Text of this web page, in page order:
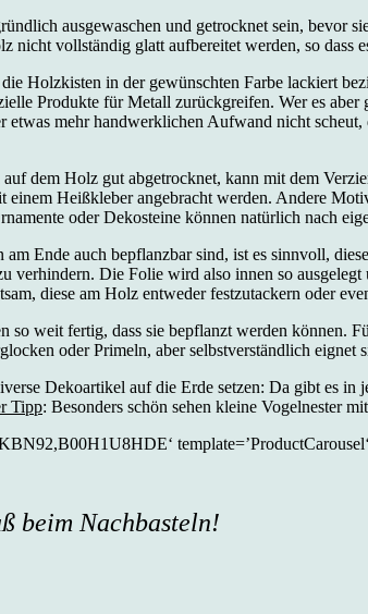
ausgewaschen und getrocknet sein, bevor
nicht vollständig glatt aufbereitet werden, so dass
Holzkisten in der gewünschten Farbe lackiert
Produkte für Metall zurückgreifen. Wer es aber
mehr handwerklichen Aufwand nicht
dem Holz gut abgetrocknet, kann mit dem
Heißkleber angebracht werden. Andere
oder Dekosteine können natürlich nach
Ende auch bepflanzbar sind, ist es sinnvoll,
verhindern. Die Folie wird also innen so
diese am Holz entweder festzutackern oder
so weit fertig, dass sie bepflanzt werden können.
oder Primeln, aber selbstverständlich eignet
Dekoartikel auf die Erde setzen: Da gibt es
Tipp: Besonders schön sehen kleine Vogelnester
beim Nachbasteln!